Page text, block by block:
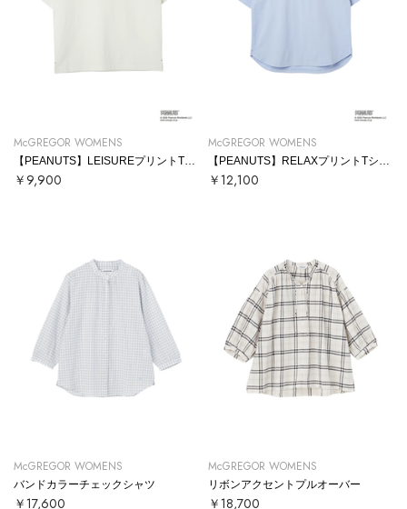
McGREGOR WOMENS
￥9,900
McGREGOR WOMENS
￥12,100
McGREGOR WOMENS
バンドカラーチェックシャツ
￥17,600
McGREGOR WOMENS
リボンアクセントプルオーバー
￥18,700